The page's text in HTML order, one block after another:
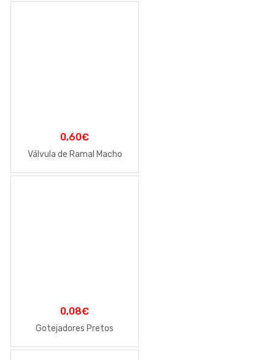
0,60€
Válvula de Ramal Macho
0,08€
Gotejadores Pretos